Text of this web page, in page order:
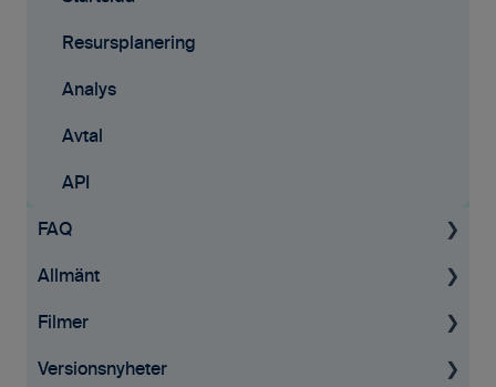
Resursplanering
Analys
Avtal
API
FAQ
Projekt
Fakturering
Tid & kvitton
Allmänt
Allmän information
GDPR
Filmer
Tid & Kvitton
Versionsnyheter